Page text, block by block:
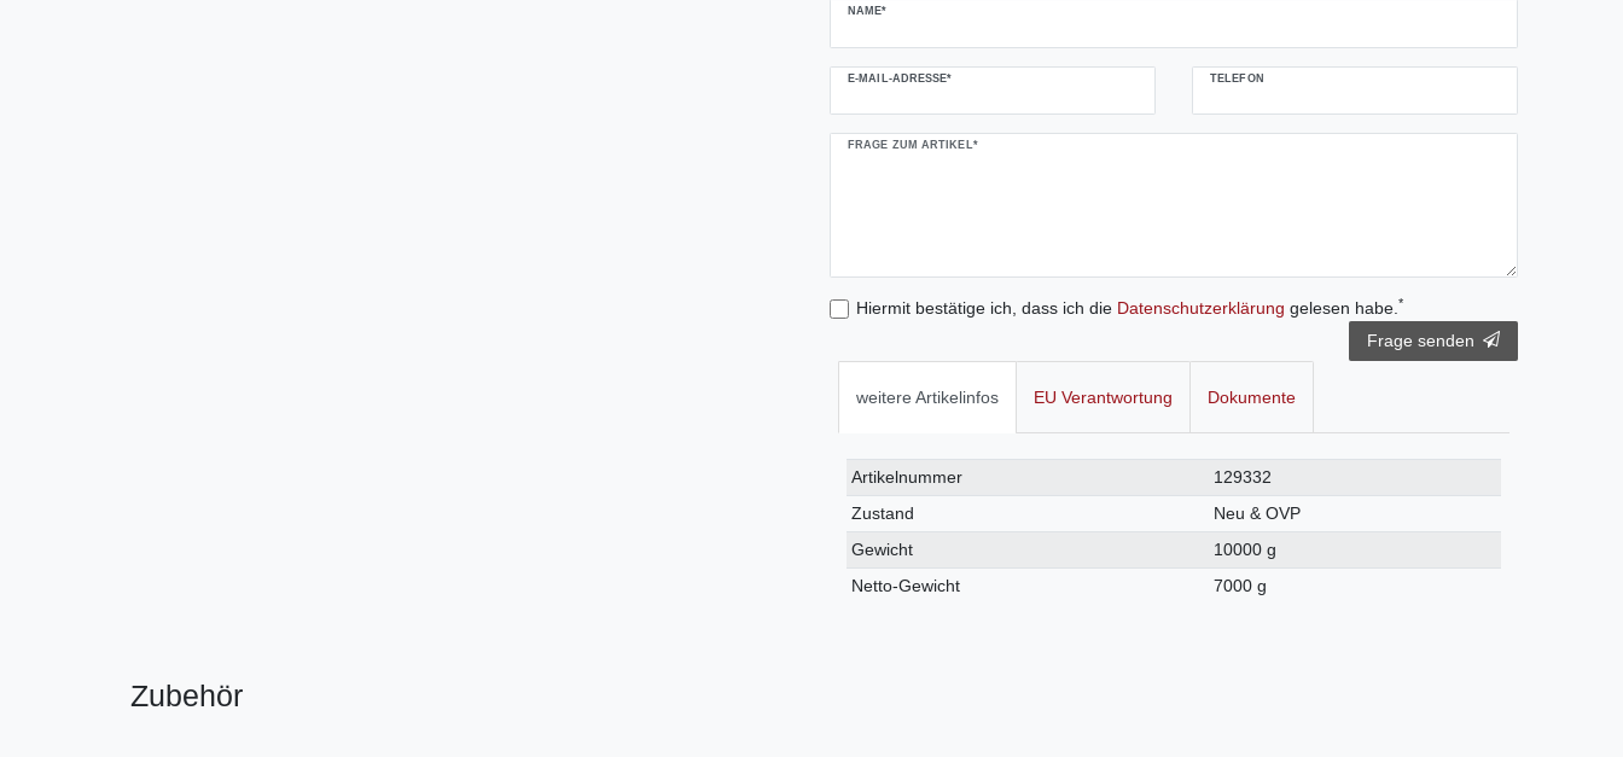
NAME*
E-MAIL-ADRESSE* TELEFON
FRAGE ZUM ARTIKEL*
Hiermit bestätige ich, dass ich die Daten­schutz­erklärung gelesen habe.*
Frage senden
weitere Artikelinfos EU Verantwortung Dokumente
Technisches
Merkmal
Wert
Artikelnummer
129332
Zustand
Neu & OVP
Gewicht
10000 g
Netto-Gewicht
7000 g
Zubehör